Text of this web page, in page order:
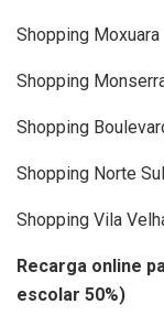
Shopping Moxuara
Shopping
Shopping
Shopping Norte Sul
Shopping Vila
Recarga online
escolar 50%)